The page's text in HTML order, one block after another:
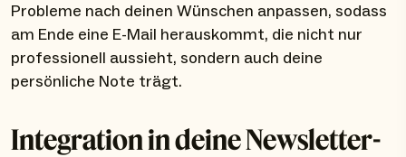
Probleme nach deinen Wünschen anpassen, sodass
am Ende eine E-Mail herauskommt, die nicht nur
professionell aussieht, sondern auch deine
persönliche Note trägt.
Integration in deine Newsletter-